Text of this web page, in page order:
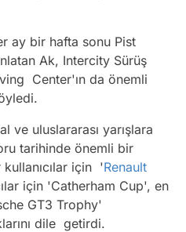
ay bir hafta sonu Pist
Ak, Intercity Sürüş
Center'ın da önemli
ve uluslararası yarışlara
tarihinde önemli bir
için 'Renault
için 'Catherham Cup', en
GT3 Trophy'
dile getirdi.